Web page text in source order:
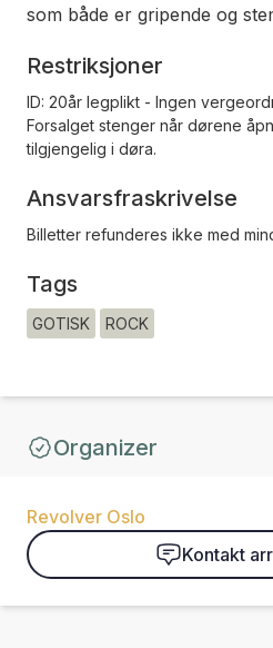
som både er gripende og
Restriksjoner
ID: 20år legplikt - Ingen
Forsalget stenger når dørene
tilgjengelig i døra.
Ansvarsfraskrivelse
Billetter refunderes ikke med
Tags
GOTISK ROCK
Organizer
Revolver Oslo
Kontakt